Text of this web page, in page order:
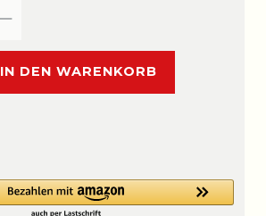
IN DEN WARENKORB